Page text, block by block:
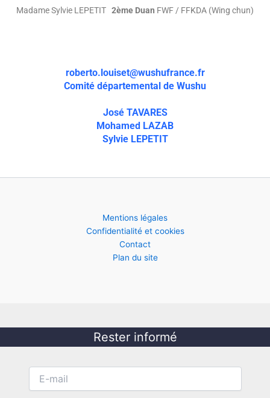
Madame Sylvie LEPETIT 2ème Duan FWF / FFKDA (Wing chun)
roberto.louiset@wushufrance.fr
Comité départemental de Wushu
José TAVARES
Mohamed LAZAB
Sylvie LEPETIT
Mentions légales
Confidentialité et cookies
Contact
Plan du site
Rester informé